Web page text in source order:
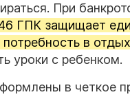
При
ГПК защищает
в
уроки с ребенком.
в четкое